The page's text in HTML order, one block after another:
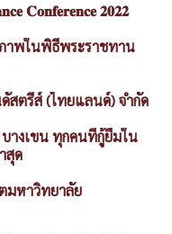
𝐂𝐨𝐧𝐟𝐞𝐫𝐞𝐧𝐜𝐞 𝟐𝟎𝟐𝟐
าพในพิธีพระราชทาน
สตรีส์ (ไทยแลนด์) จำกัด
างเขน ทุกคนที่กู้ยืมใน
สุด
มหาวิทยาลัย